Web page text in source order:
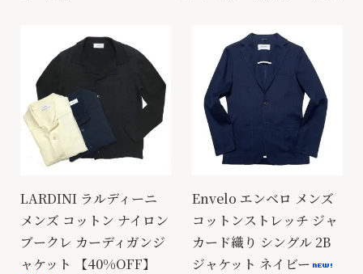
LARDINI ラルディーニ
メンズ コットン ナイロン
ブークレ カーディガンジ
ャケット 【40%OFF】
Envelo エンベロ メンズ
コットンストレッチ ジャ
カード織り シングル 2B
ジャケット ネイビー